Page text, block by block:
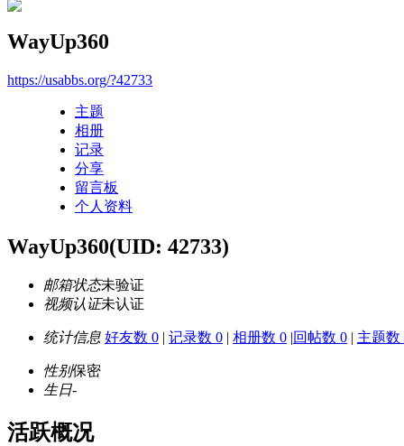
WayUp360
https://usabbs.org/?42733
主题
相册
记录
分享
留言板
个人资料
WayUp360(UID: 42733)
邮箱状态未验证
视频认证未认证
统计信息 好友数 0 | 记录数 0 | 相册数 0 |回帖数 0 | 主题数
性别保密
生日-
活跃概况